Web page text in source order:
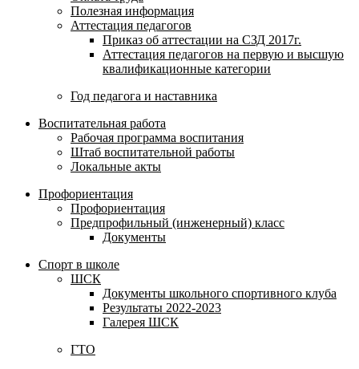
Полезная информация
Аттестация педагогов
Приказ об аттестации на СЗД 2017г.
Аттестация педагогов на первую и высшую
квалификационные категории
Год педагога и наставника
Воспитательная работа
Рабочая программа воспитания
Штаб воспитательной работы
Локальные акты
Профориентация
Профориентация
Предпрофильный (инженерный) класс
Документы
Спорт в школе
ШСК
Документы школьного спортивного клуба
Результаты 2022-2023
Галерея ШСК
ГТО